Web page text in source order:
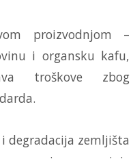
proizvodnjom –
i organsku kafu,
troškove zbog
degradacija zemljišta